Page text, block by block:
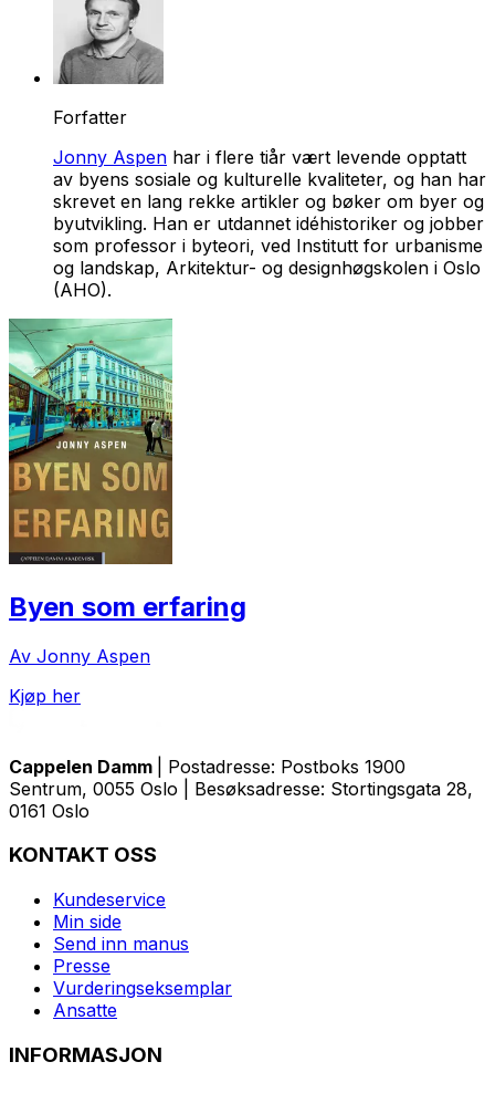
Forfatter
Jonny Aspen har i flere tiår vært levende opptatt
av byens sosiale og kulturelle kvaliteter, og han har
skrevet en lang rekke artikler og bøker om byer og
byutvikling. Han er utdannet idéhistoriker og jobber
som professor i byteori, ved Institutt for urbanisme
og landskap, Arkitektur- og designhøgskolen i Oslo
(AHO).
Byen som erfaring
Av Jonny Aspen
Kjøp her
Cappelen Damm
| Postadresse: Postboks 1900
Sentrum, 0055 Oslo | Besøksadresse: Stortingsgata 28,
0161 Oslo
KONTAKT OSS
Kundeservice
Min side
Send inn manus
Presse
Vurderingseksemplar
Ansatte
INFORMASJON